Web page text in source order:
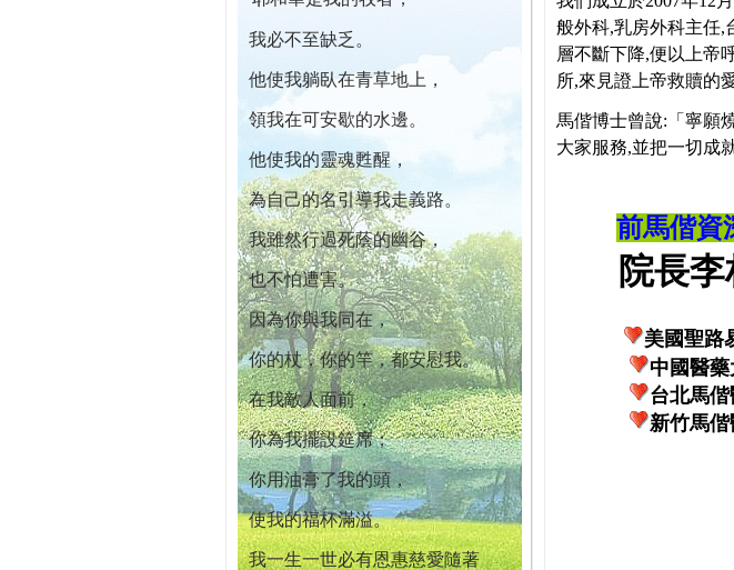
我必不至缺乏。
他使我躺臥在青草地上，
領我在可安歇的水邊。
他使我的靈魂甦醒，
為自己的名引導我走義路。
我雖然行過死蔭的幽谷，
也不怕遭害。
因為你與我同在，
你的杖，你的竿，都安慰我。
在我敵人面前，
你為我擺設筵席；
你用油膏了我的頭，
使我的福杯滿溢。
我一生一世必有恩惠慈愛隨著
般外科,乳房外科主任,
層不斷下降,便以上帝
所,來見證上帝救贖的愛
馬偕博士曾說:「寧願
大家服務,並把一切成
前馬偕資
院長李
美國聖路
中國醫
台北馬
新竹馬